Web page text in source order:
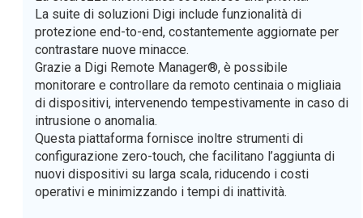
La suite di soluzioni Digi include funzionalità di
protezione end-to-end, costantemente aggiornate per
contrastare nuove minacce.
Grazie a Digi Remote Manager®, è possibile
monitorare e controllare da remoto centinaia o migliaia
di dispositivi, intervenendo tempestivamente in caso di
intrusione o anomalia.
Questa piattaforma fornisce inoltre strumenti di
configurazione zero-touch, che facilitano l’aggiunta di
nuovi dispositivi su larga scala, riducendo i costi
operativi e minimizzando i tempi di inattività.